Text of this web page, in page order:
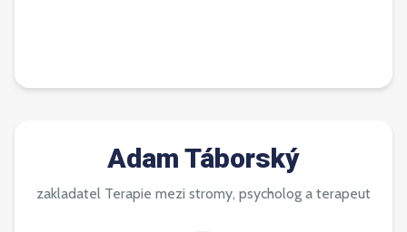
Adam Táborský
zakladatel Terapie mezi stromy, psycholog a terapeut